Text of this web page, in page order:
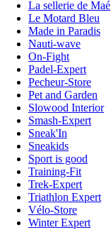
La sellerie de Maé
Le Motard Bleu
Made in Paradis
Nauti-wave
On-Fight
Padel-Expert
Pecheur-Store
Pet and Garden
Slowood Interior
Smash-Expert
Sneak'In
Sneakids
Sport is good
Training-Fit
Trek-Expert
Triathlon Expert
Vélo-Store
Winter Expert